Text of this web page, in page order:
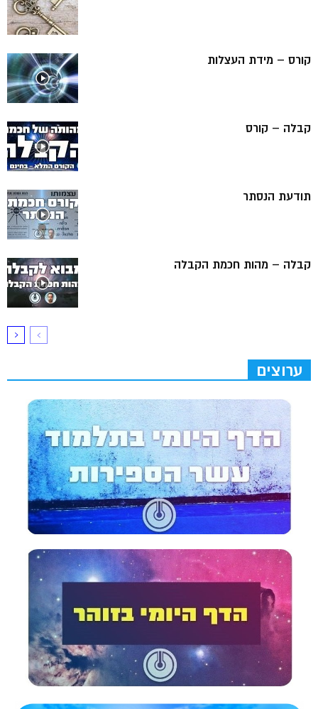
קורס – מידת העצלות
קבלה – קורס
תודעת הנסתר
קבלה – מהות חכמת הקבלה
ערוצים